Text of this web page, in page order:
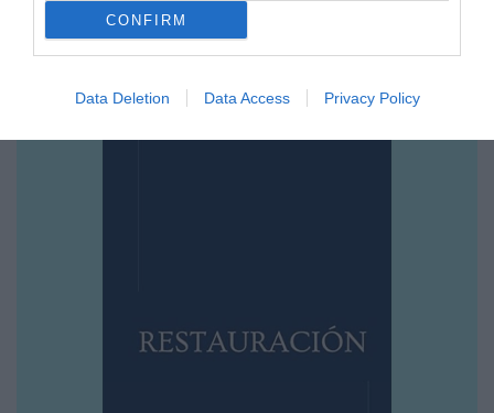
CONFIRM
Data Deletion Data Access Privacy Policy